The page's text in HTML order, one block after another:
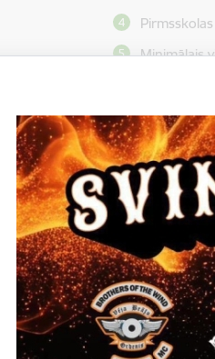
Minimālais
vecumā
Ja
5.punktā
nodrošinot
divos